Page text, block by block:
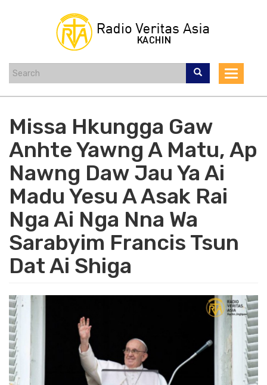
Toggle
Missa Hkungga Gaw
Anhte Yawng A Matu, Ap
Nawng Daw Jau Ya Ai
Madu Yesu A Asak Rai
Nga Ai Nga Nna Wa
Sarabyim Francis Tsun
Dat Ai Shiga